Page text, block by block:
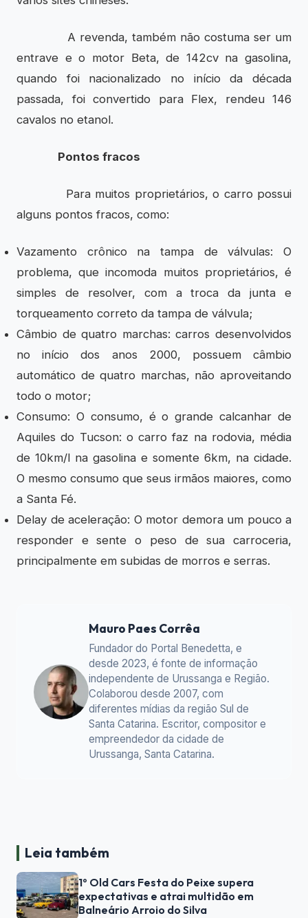
A revenda, também não costuma ser um
entrave e o motor Beta, de 142cv na gasolina,
quando foi nacionalizado no início da década
passada, foi convertido para Flex, rendeu 146
cavalos no etanol.
Pontos fracos
Para muitos proprietários, o carro possui
alguns pontos fracos, como:
Vazamento crônico na tampa de válvulas: O
problema, que incomoda muitos proprietários, é
simples de resolver, com a troca da junta e
torqueamento correto da tampa de válvula;
Câmbio de quatro marchas: carros desenvolvidos
no início dos anos 2000, possuem câmbio
automático de quatro marchas, não aproveitando
todo o motor;
Consumo: O consumo, é o grande calcanhar de
Aquiles do Tucson: o carro faz na rodovia, média
de 10km/l na gasolina e somente 6km, na cidade.
O mesmo consumo que seus irmãos maiores, como
a Santa Fé.
Delay de aceleração: O motor demora um pouco a
responder e sente o peso de sua carroceria,
principalmente em subidas de morros e serras.
Mauro Paes Corrêa
Fundador do Portal Benedetta, e
desde 2023, é fonte de informação
independente de Urussanga e Região.
Colaborou desde 2007, com
diferentes mídias da região Sul de
Santa Catarina. Escritor, compositor e
empreendedor da cidade de
Urussanga, Santa Catarina.
Leia também
1º Old Cars Festa do Peixe supera
expectativas e atrai multidão em
Balneário Arroio do Silva